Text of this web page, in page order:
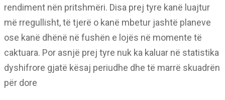
rendiment nën pritshmëri. Disa prej tyre kanë luajtur
më rregullisht, të tjerë o kanë mbetur jashtë planeve
ose kanë dhënë në fushën e lojës në momente të
caktuara. Por asnjë prej tyre nuk ka kaluar në statistika
dyshifrore gjatë kësaj periudhe dhe të marrë skuadrën
për dore